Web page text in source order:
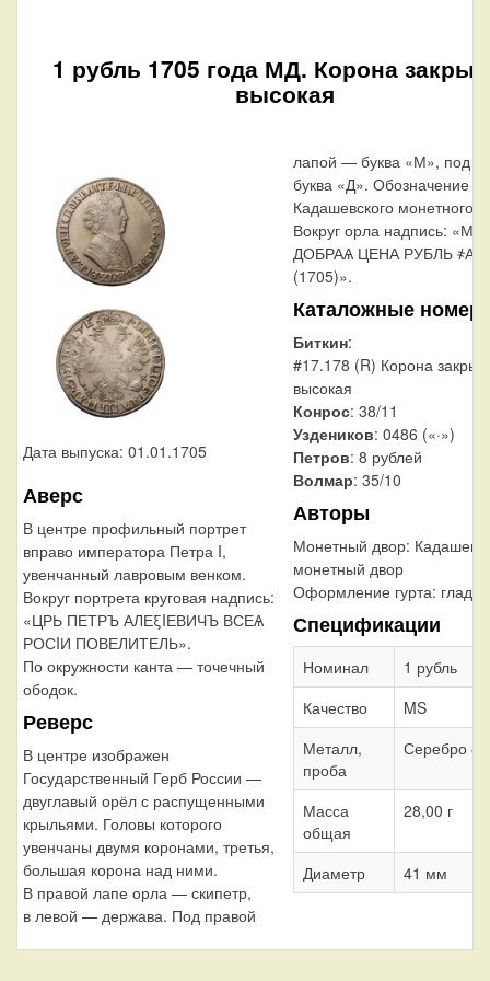
1 рубль 1705 года МД. Корона
высокая
Дата выпуска: 01.01.1705
Аверс
В центре профильный портрет
вправо императора Петра I,
увенчанный лавровым венком.
Вокруг портрета круговая надпись:
«ЦРЬ ПЕТРЪ АЛЕξIЕВИЧЪ ВСЕѦ
РОСIИ ПОВЕЛИТЕЛЬ».
По окружности канта — точечный
ободок.
Реверс
В центре изображен
Государственный Герб России —
двуглавый орёл с распущенными
крыльями. Головы которого
увенчаны двумя коронами, третья,
большая корона над ними.
В правой лапе орла — скипетр,
в левой — держава. Под правой
лапой — буква «М», под
буква «Д». Обозначение
Кадашевского монетного
Вокруг орла надпись:
ДОБРАѦ ЦЕНА РУБЛЬ
(1705)».
Каталожные
Биткин:
#17.178 (R) Корона
высокая
Конрос: 38/11
Уздеников: 0486 («·»)
Петров: 8 рублей
Волмар: 35/10
Авторы
Монетный двор:
монетный двор
Оформление гурта:
Спецификации
Номинал
1 рубль
Качество
MS
Металл,
проба
Серебро
Масса
общая
28,00 г
Диаметр 41 мм